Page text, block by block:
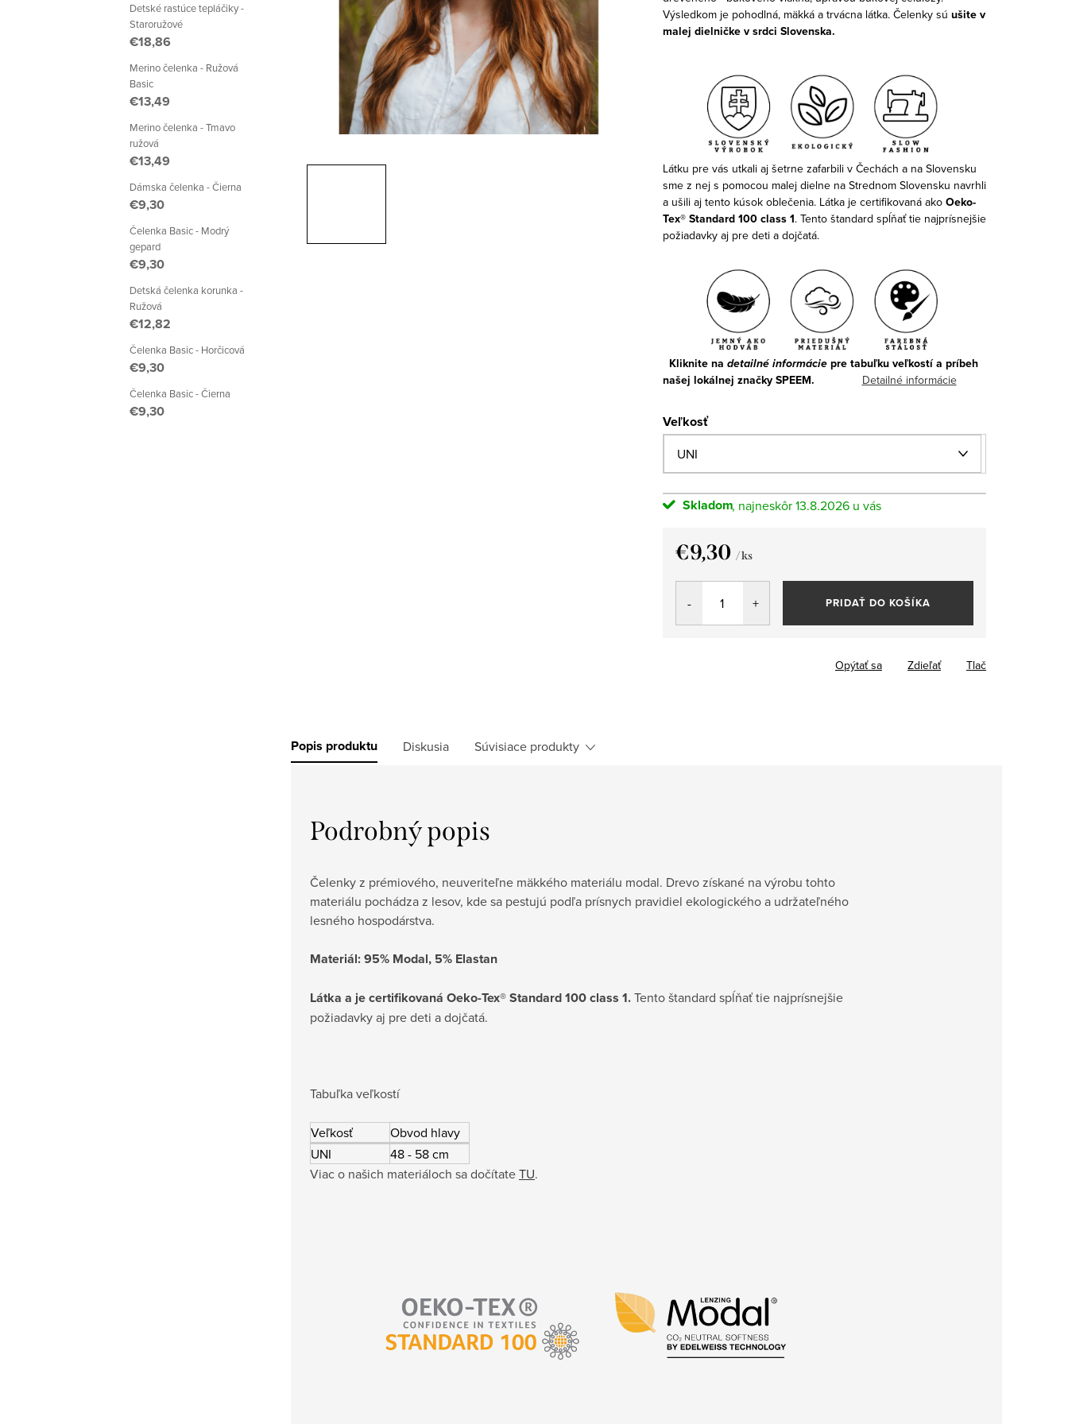
Detské rastúce tepláčiky -
Staroružové
€18,86
Merino čelenka - Ružová
Basic
€13,49
Merino čelenka - Tmavo
ružová
€13,49
Dámska čelenka - Čierna
€9,30
Čelenka Basic - Modrý
gepard
€9,30
Detská čelenka korunka -
Ružová
€12,82
Čelenka Basic - Horčicová
€9,30
Čelenka Basic - Čierna
€9,30
Výsledkom je pohodlná, mäkká a trvácna látka. Čelenky sú ušite v
malej dielničke v srdci Slovenska.
Látku pre vás utkali aj šetrne zafarbili v Čechách a na Slovensku
sme z nej s pomocou malej dielne na Strednom Slovensku navrhli
a ušili aj tento kúsok oblečenia. Látka je certifikovaná ako Oeko-
Tex® Standard 100 class 1. Tento štandard spĺňať tie najprísnejšie
požiadavky aj pre deti a dojčatá.
Kliknite na detailné informáciepre tabuľku veľkostí a príbeh
našej lokálnej značky SPEEM.
Detailné informácie
Veľkosť
Skladom 13.8.2026
€9,30 / ks
Jednotková
PRIDAŤ DO KOŠÍKA
Tlač
Opýtať sa Zdieľať
Popis produktu Diskusia Súvisiace produkty
Podrobný popis
Čelenky z prémiového, neuveriteľne mäkkého materiálu modal. Drevo získané na výrobu tohto
materiálu pochádza z lesov, kde sa pestujú podľa prísnych pravidiel ekologického a udržateľného
lesného hospodárstva.
Materiál: 95% Modal, 5% Elastan
Látka a je certifikovaná Oeko-Tex® Standard 100 class 1.Tento štandard spĺňať tie najprísnejšie
požiadavky aj pre deti a dojčatá.
Tabuľka veľkostí
Veľkosť
Obvod hlavy
UNI
48 - 58 cm
Viac o našich materiáloch sa dočítateTU.